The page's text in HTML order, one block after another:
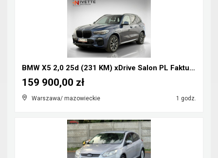
BMW X5 2,0 25d (231 KM) xDrive Salon PL Faktura Va...
Warszawa/ mazowieckie 1 godz.
159 900,00 zł